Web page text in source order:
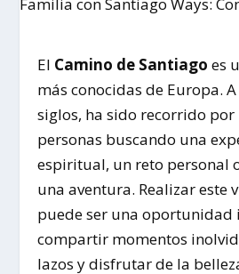
El Camino de Santiago es
más conocidas de Europa.
siglos, ha sido recorrido por
personas buscando una
espiritual, un reto personal
una aventura. Realizar este
puede ser una oportunidad
compartir momentos
lazos y disfrutar de la